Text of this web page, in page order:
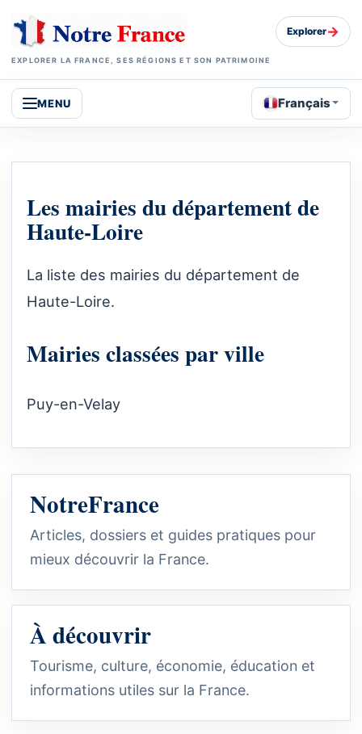
EXPLORER LA FRANCE, SES RÉGIONS ET SON PATRIMOINE
Explorer→
MENU Français
Les mairies du département de
Haute-Loire
La liste des mairies du département de
Haute-Loire.
Mairies classées par ville
Puy-en-Velay
NotreFrance
Articles, dossiers et guides pratiques pour
mieux découvrir la France.
À découvrir
Tourisme, culture, économie, éducation et
informations utiles sur la France.